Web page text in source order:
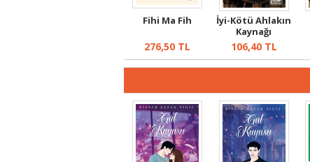
Fihi Ma Fih
276,50TL
İyi-Kötü Ahlakın
Kaynağı
106,40TL